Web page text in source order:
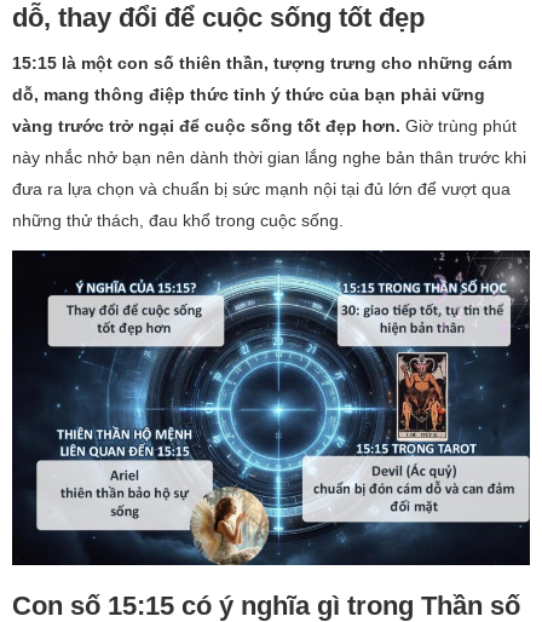
dỗ, thay đổi để cuộc sống tốt đẹp
15:15 là một con số thiên thần, tượng trưng cho những cám
dỗ, mang thông điệp thức tỉnh ý thức của bạn phải vững
vàng trước trở ngại để cuộc sống tốt đẹp hơn. Giờ trùng phút
này nhắc nhở bạn nên dành thời gian lắng nghe bản thân trước khi
đưa ra lựa chọn và chuẩn bị sức mạnh nội tại đủ lớn để vượt qua
những thử thách, đau khổ trong cuộc sống.
Con số 15:15 có ý nghĩa gì trong Thần số